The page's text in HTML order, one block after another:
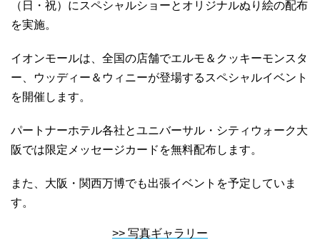
（日・祝）にスペシャルショーとオリジナルぬり絵の配布
を実施。
イオンモールは、全国の店舗でエルモ＆クッキーモンスタ
ー、ウッディー＆ウィニーが登場するスペシャルイベント
を開催します。
パートナーホテル各社とユニバーサル・シティウォーク大
阪では限定メッセージカードを無料配布します。
また、大阪・関西万博でも出張イベントを予定していま
す。
>> 写真ギャラリー